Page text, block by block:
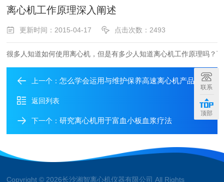
离心机工作原理深入阐述
更新时间：2015-04-17 点击次数：2493
很多人知道如何使用离心机，但是有多少人知道离心机工作原理吗？
上一个：怎么学会运用与维护保养高速离心机产品
返回列表
下一个：研究离心机用于富血小板血浆疗法
Copyright © 2026长沙湘智离心机仪器有限公司 All Rights
联系
顶部